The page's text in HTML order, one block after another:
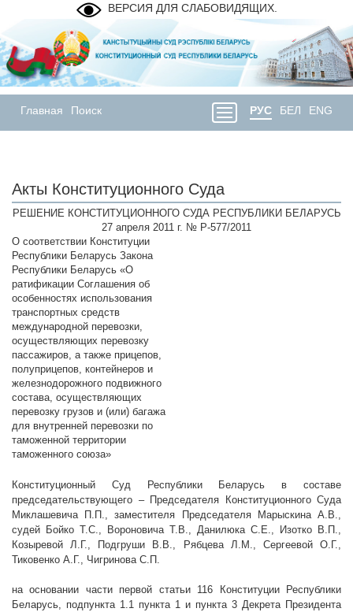
ВЕРСИЯ ДЛЯ СЛАБОВИДЯЩИХ.
Главная Поиск РУС БЕЛ ENG
Акты Конституционного Суда
РЕШЕНИЕ КОНСТИТУЦИОННОГО СУДА РЕСПУБЛИКИ БЕЛАРУСЬ
27 апреля 2011 г. № Р-577/2011
О соответствии Конституции
Республики Беларусь Закона
Республики Беларусь «О
ратификации Соглашения об
особенностях использования
транспортных средств
международной перевозки,
осуществляющих перевозку
пассажиров, а также прицепов,
полуприцепов, контейнеров и
железнодорожного подвижного
состава, осуществляющих
перевозку грузов и (или) багажа
для внутренней перевозки по
таможенной территории
таможенного союза»
Конституционный Суд Республики Беларусь в составе
председательствующего – Председателя Конституционного Суда
Миклашевича П.П., заместителя Председателя Марыскина А.В.,
судей Бойко Т.С., Вороновича Т.В., Данилюка С.Е., Изотко В.П.,
Козыревой Л.Г., Подгруши В.В., Рябцева Л.М., Сергеевой О.Г.,
Тиковенко А.Г., Чигринова С.П.
на основании части первой статьи 116 Конституции Республики
Беларусь, подпункта 1.1 пункта 1 и пункта 3 Декрета Президента